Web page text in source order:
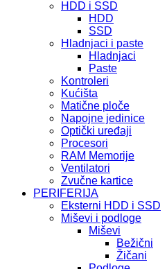
HDD i SSD
HDD
SSD
Hladnjaci i paste
Hladnjaci
Paste
Kontroleri
Kućišta
Matične ploče
Napojne jedinice
Optički uređaji
Procesori
RAM Memorije
Ventilatori
Zvučne kartice
PERIFERIJA
Eksterni HDD i SSD
Miševi i podloge
Miševi
Bežični
Žičani